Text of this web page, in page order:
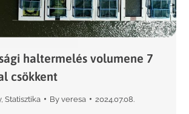
haltermelés volumene 7
csökkent
, Statisztika By veresa 2024.07.08.